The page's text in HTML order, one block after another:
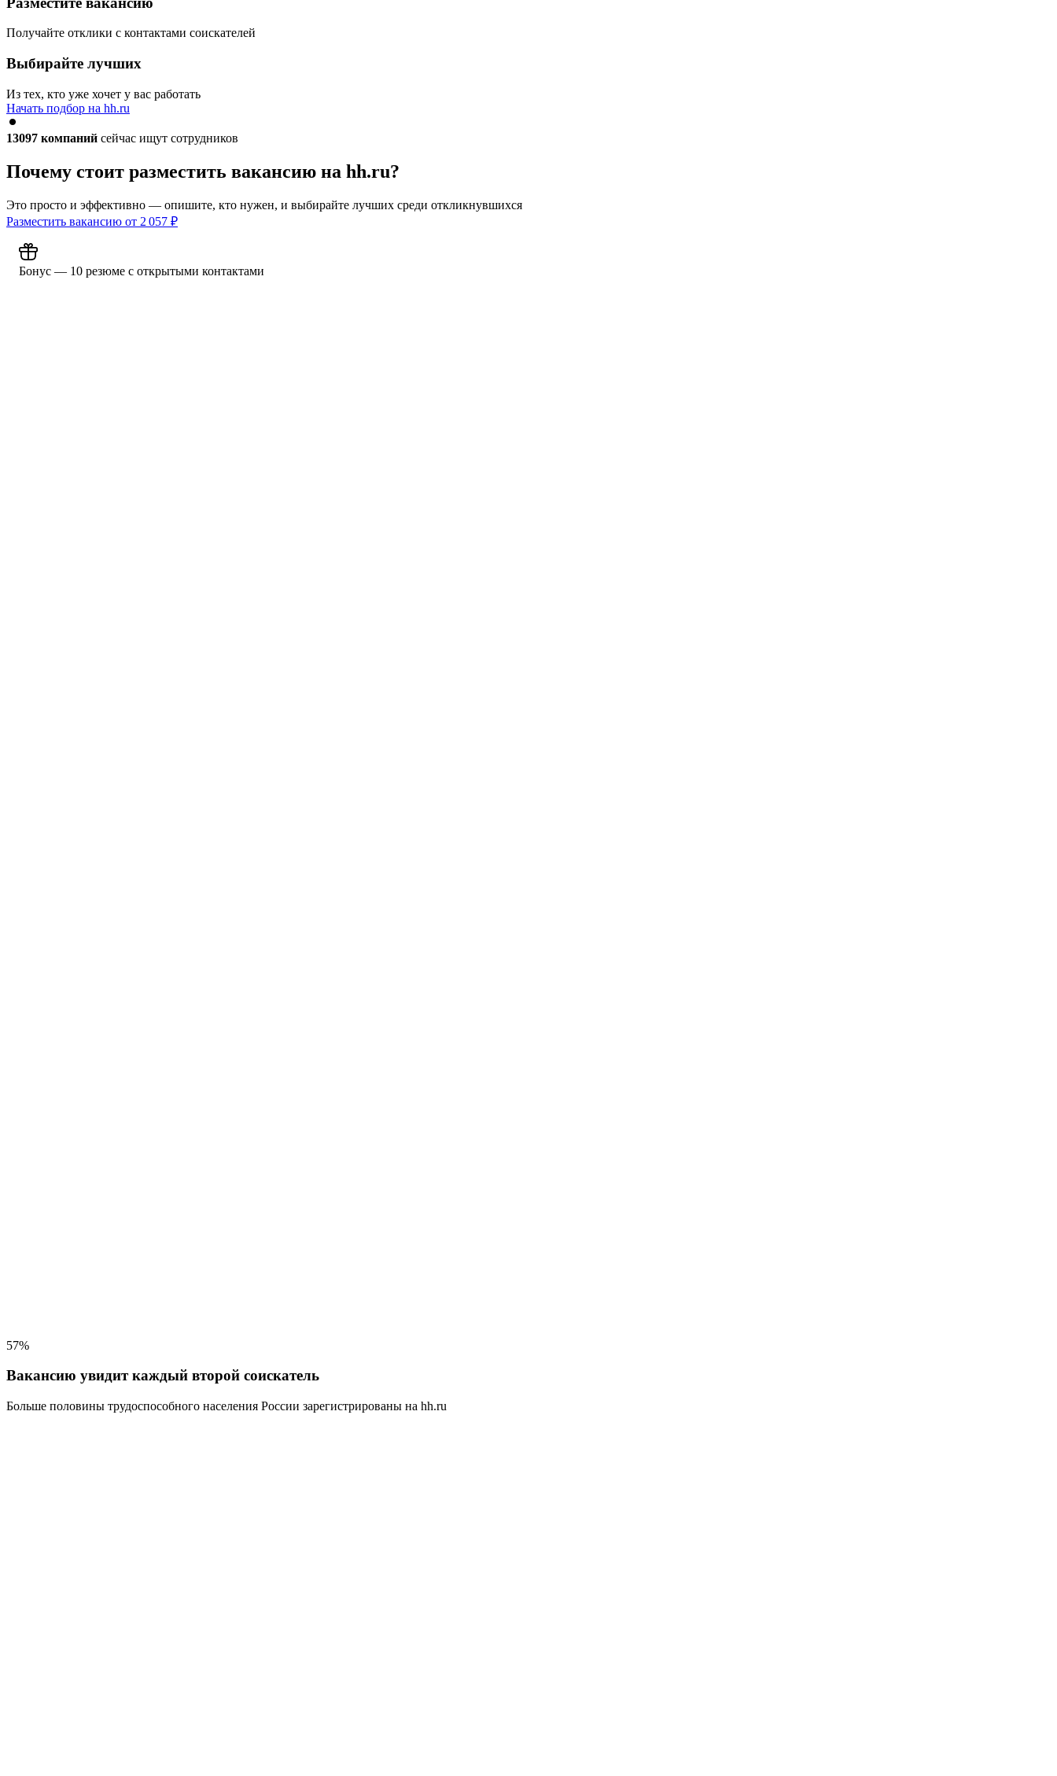
Получайте отклики с контактами соискателей
Выбирайте лучших
Из тех, кто уже хочет у вас работать
Начать подбор на hh.ru
13097 компаний сейчас ищут сотрудников
Почему стоит разместить вакансию на hh.ru?
Это просто и эффективно — опишите, кто нужен, и выбирайте лучших среди откликнувшихся
Разместить вакансию от 2 057 ₽
Бонус — 10 резюме с открытыми контактами
57%
Вакансию увидит каждый второй соискатель
Больше половины трудоспособного населения России зарегистрированы на hh.ru